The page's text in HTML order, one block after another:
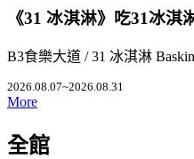
《31 冰淇淋》吃31冰淇
B3食樂大道 / 31 冰淇淋
2026.08.07~2026.08.31
More
全館